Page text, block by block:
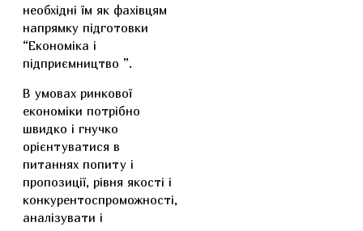
необхідні їм як фахівцям
напрямку підготовки
“Економіка і
підприємництво ”.
В умовах ринкової
економіки потрібно
швидко і гнучко
орієнтуватися в
питаннях попиту і
пропозиції, рівня якості і
конкурентоспроможності,
аналізувати і